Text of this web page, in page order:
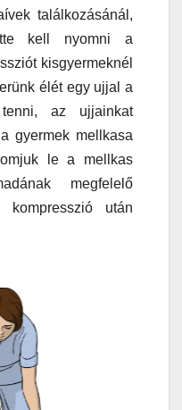
találkozásánál,
kell nyomni a
kisgyermeknél
élét egy ujjal a
az ujjainkat
gyermek mellkasa
le a mellkas
megfelelő
kompresszió után